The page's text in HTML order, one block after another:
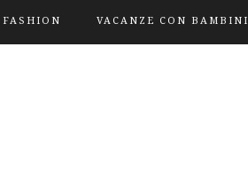
FASHION VACANZE CON BAMBINI